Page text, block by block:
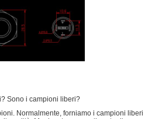
Sono i campioni liberi?
Normalmente, forniamo i campioni liberi